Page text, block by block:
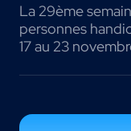
La 29ème
personnes
17 au 23